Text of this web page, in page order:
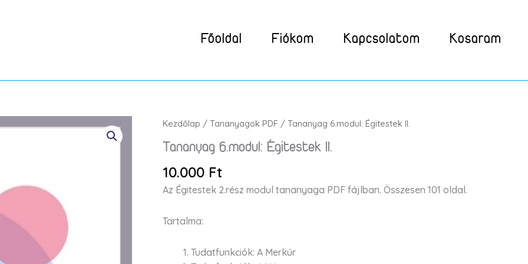
Főoldal Fiókom Kapcsolatom Kosaram
Kezdőlap /Tananyagok PDF / Tananyag 6.modul: Égitestek II.
Tananyag 6.modul: Égitestek II.
10.000 Ft
Az Égitestek 2.rész modul tananyaga PDF fájlban. Összesen 101 oldal.
Tartalma:
Tudatfunkciók: A Merkúr
Tananyag
Égitestek
II.
mennyiség